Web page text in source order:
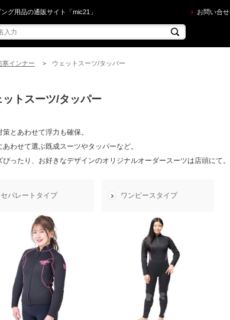
ウェットスーツ/タッパー を買うならec.mic21.com
グ用品の通販サイト「mic21」 お問い合せ
寒インナー > ウェットスーツ/タッパー
ットスーツ/タッパー
策とあわせて浮力も確保。
あわせて選ぶ既成スーツやタッパーなど。
ぴったり、お好きなデザインのオリジナルオーダースーツは店頭にて。
セパレートタイプ ワンピースタイプ